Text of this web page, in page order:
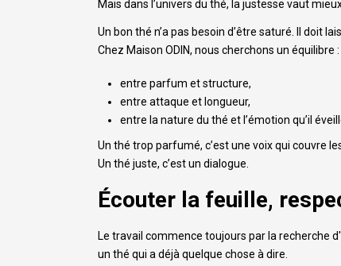
Mais dans l’univers du thé, la justesse vaut
Un bon thé n’a pas besoin d’être saturé. Il doit
Chez Maison ODIN, nous cherchons un équilibre :
entre parfum et structure,
entre attaque et longueur,
entre la nature du thé et l’émotion qu’il
Un thé trop parfumé, c’est une voix qui couvre
Un thé juste, c’est un dialogue.
Écouter la feuille,
Le travail commence toujours par la recherche
un thé qui a déjà quelque chose à dire.